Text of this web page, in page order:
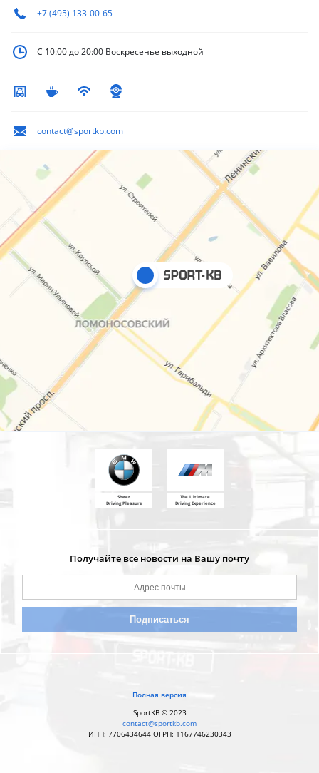
+7 (495) 133-00-65
С 10:00 до 20:00 Воскресенье выходной
contact@sportkb.com
Sheer
Driving Pleasure
The Ultimate
Driving Experience
Получайте все новости на Вашу почту
Полная версия
SportKB © 2023
contact@sportkb.com
ИНН: 7706434644 ОГРН: 1167746230343